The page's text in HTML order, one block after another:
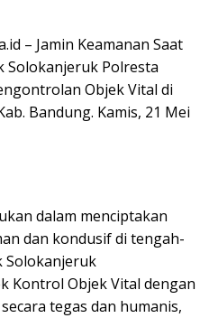
– Jamin Keamanan Saat
Solokanjeruk Polresta
Objek Vital di
Bandung. Kamis, 21 Mei
dalam menciptakan
dan kondusif di tengah-
Solokanjeruk
Kontrol Objek Vital dengan
tegas dan humanis,